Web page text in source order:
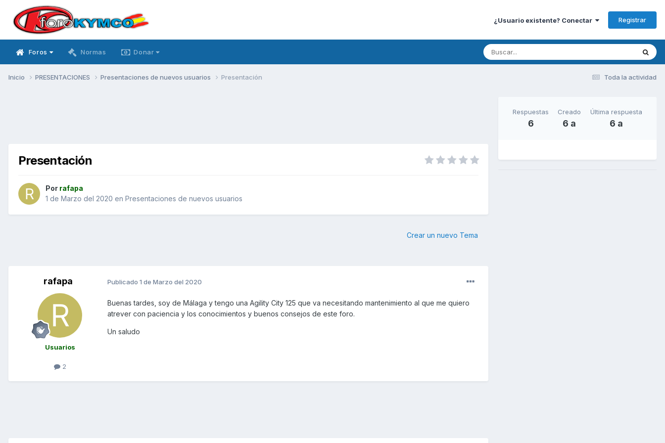
¿Usuario existente? Conectar Registrar
Foros Normas Donar
Toda la actividad
Inicio PRESENTACIONES Presentaciones de nuevos usuarios Presentación
Presentación
Por rafapa
1 de Marzo del 2020 en Presentaciones de nuevos usuarios
Crear un nuevo Tema
rafapa
Usuarios
2
Publicado 1 de Marzo del 2020
Buenas tardes, soy de Málaga y tengo una Agility City 125 que va necesitando mantenimiento al que me quiero
atrever con paciencia y los conocimientos y buenos consejos de este foro.
Un saludo
Respuestas
6
Creado
6 a
Última respuesta
6 a